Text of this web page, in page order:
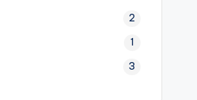
2
1
3